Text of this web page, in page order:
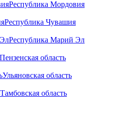
Республика Мордовия
Республика Чувашия
Республика Марий Эл
Пензенская область
Ульяновская область
Тамбовская область